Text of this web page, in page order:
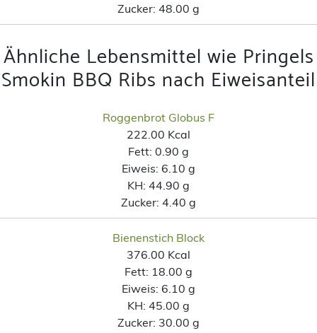
Zucker: 48.00 g
Ähnliche Lebensmittel wie Pringels
Smokin BBQ Ribs nach Eiweisanteil
Roggenbrot Globus F
222.00 Kcal
Fett: 0.90 g
Eiweis: 6.10 g
KH: 44.90 g
Zucker: 4.40 g
Bienenstich Block
376.00 Kcal
Fett: 18.00 g
Eiweis: 6.10 g
KH: 45.00 g
Zucker: 30.00 g